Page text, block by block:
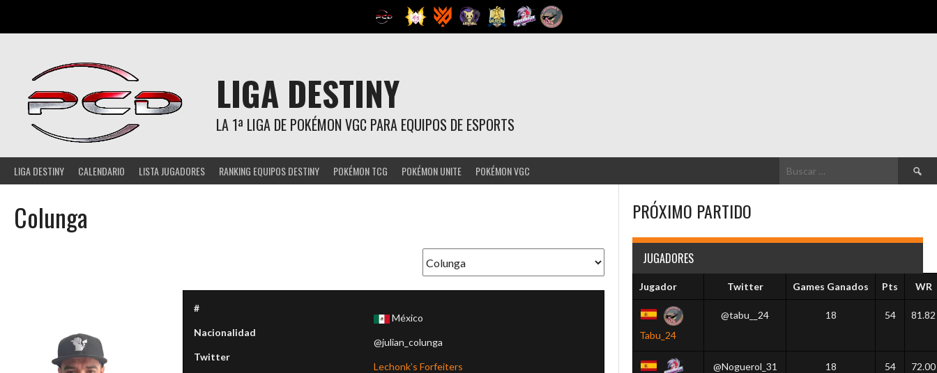
contenido
LIGA DESTINY
LA 1ª LIGA DE POKÉMON VGC PARA EQUIPOS DE ESPORTS
LIGA DESTINY CALENDARIO LISTA JUGADORES RANKING EQUIPOS DESTINY POKÉMON TCG POKÉMON UNITE POKÉMON VGC Buscar:
Colunga
#
Nacionalidad
México
Twitter
@julian_colunga
Lechonk’s Forfeiters
PRÓXIMO PARTIDO
JUGADORES
Jugador Twitter Games Ganados Pts WR
Tabu_24
@tabu__24 18 54 81.82
@Noguerol_31 18 54 72.00